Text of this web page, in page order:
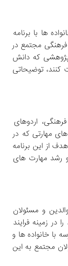
فرهنگی مجتمع در
توانند در آن‌ ها شرکت کنند، توضیحاتی
های علمی و فرهنگی، اردوهای
تفریحی و آموزشی، مسابقات ورزشی و کلاس‌ های مهارتی که در
ها، تقویت روحیه مشارکت، افزایش خلاقیت و رشد مهارت‌ های
و مسئولان
در زمینه فرایند
ثبت‌ نام، برنامه‌ های آموزشی، نحوه تعامل مدرسه با خانواده‌ ها و
مجتمع به این